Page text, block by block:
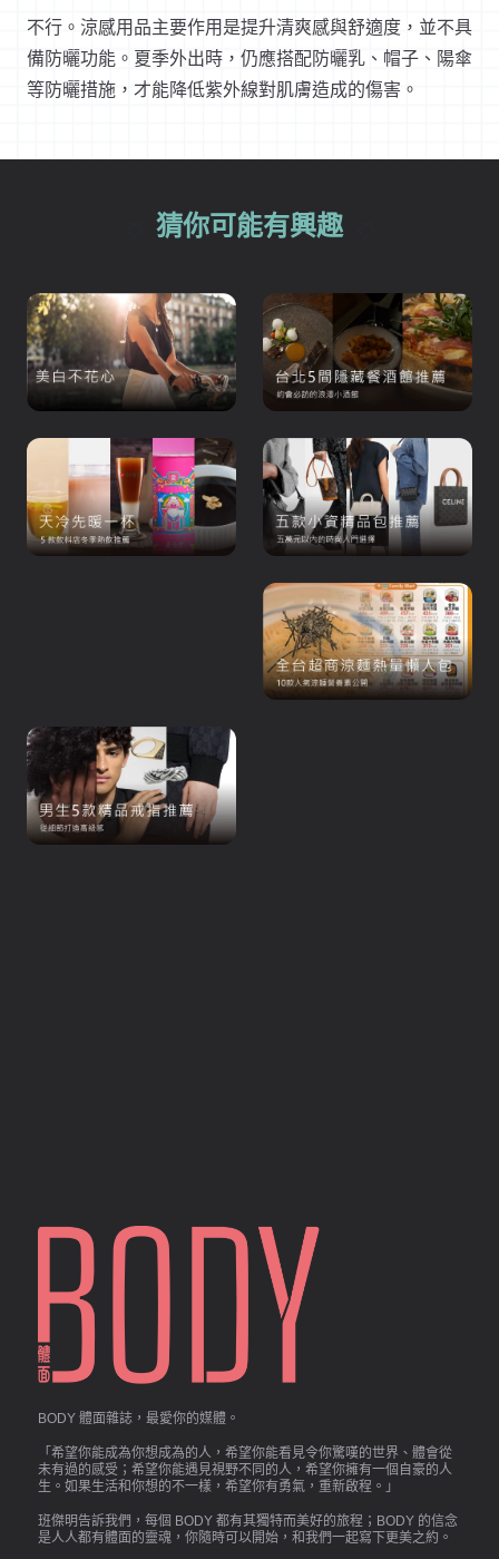
不行。涼感用品主要作用是提升清爽感與舒適度，並不具
備防曬功能。夏季外出時，仍應搭配防曬乳、帽子、陽傘
等防曬措施，才能降低紫外線對肌膚造成的傷害。
猜你可能有興趣
BODY 體面雜誌，最愛你的媒體。
「希望你能成為你想成為的人，希望你能看見令你驚嘆的世界、體會從
未有過的感受；希望你能遇見視野不同的人，希望你擁有一個自豪的人
生。如果生活和你想的不一樣，希望你有勇氣，重新啟程。」
班傑明告訴我們，每個 BODY 都有其獨特而美好的旅程；BODY 的信念
是人人都有體面的靈魂，你隨時可以開始，和我們一起寫下更美之約。